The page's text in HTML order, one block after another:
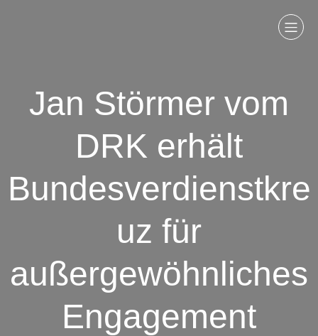
Jan Störmer vom
DRK erhält
Bundesverdienstkre
uz für
außergewöhnliches
Engagement